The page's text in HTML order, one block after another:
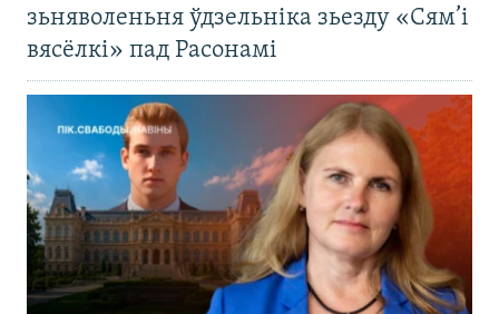
зьняволеньня ўдзельніка зьезду «Сям’і
вясёлкі» пад Расонамі